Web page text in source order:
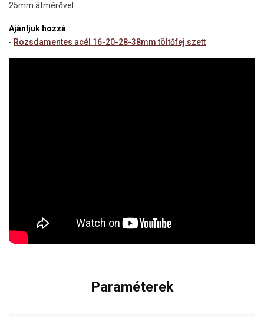
25mm átmérővel
Ajánljuk hozzá:
- Rozsdamentes acél 16-20-28-38mm töltőfej szett
Paraméterek